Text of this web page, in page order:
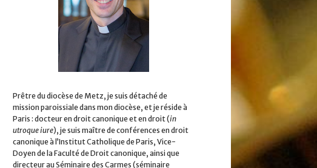
Prêtre du diocèse de Metz, je suis détaché de
mission paroissiale dans mon diocèse, et je réside à
Paris : docteur en droit canonique et en droit (in
utroque iure), je suis maître de conférences en droit
canonique à l’Institut Catholique de Paris, Vice-
Doyen de la Faculté de Droit canonique, ainsi que
directeur au Séminaire des Carmes (séminaire